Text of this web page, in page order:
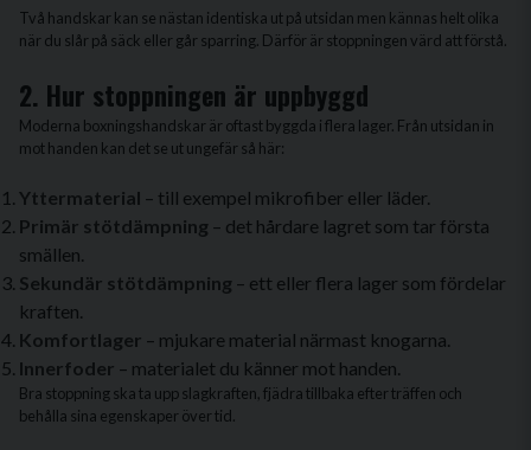
Två handskar kan se nästan identiska ut på utsidan men kännas helt olika
när du slår på säck eller går sparring. Därför är stoppningen värd att förstå.
2. Hur stoppningen är uppbyggd
Moderna boxningshandskar är oftast byggda i flera lager. Från utsidan in
mot handen kan det se ut ungefär så här:
Yttermaterial – till exempel mikrofiber eller läder.
Primär stötdämpning – det hårdare lagret som tar första
smällen.
Sekundär stötdämpning – ett eller flera lager som fördelar
kraften.
Komfortlager – mjukare material närmast knogarna.
Innerfoder – materialet du känner mot handen.
Bra stoppning ska ta upp slagkraften, fjädra tillbaka efter träffen och
behålla sina egenskaper över tid.